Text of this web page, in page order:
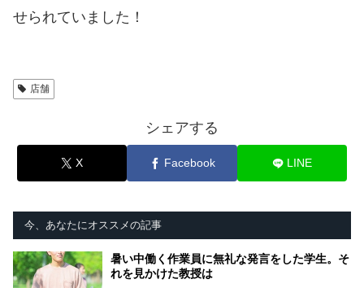
せられていました！
店舗
シェアする
X Facebook LINE
今、あなたにオススメの記事
暑い中働く作業員に無礼な発言をした学生。そ
れを見かけた教授は